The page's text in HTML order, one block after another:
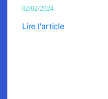
02/02/2024
Lire l'article